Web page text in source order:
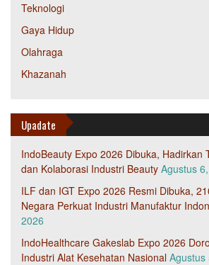
Teknologi
Gaya Hidup
Olahraga
Khazanah
Upadate
IndoBeauty Expo 2026 Dibuka, Hadirkan
dan Kolaborasi Industri Beauty Agustus
ILF dan IGT Expo 2026 Resmi Dibuka,
Negara Perkuat Industri Manufaktur
2026
IndoHealthcare Gakeslab Expo 2026
Industri Alat Kesehatan Nasional Agustus